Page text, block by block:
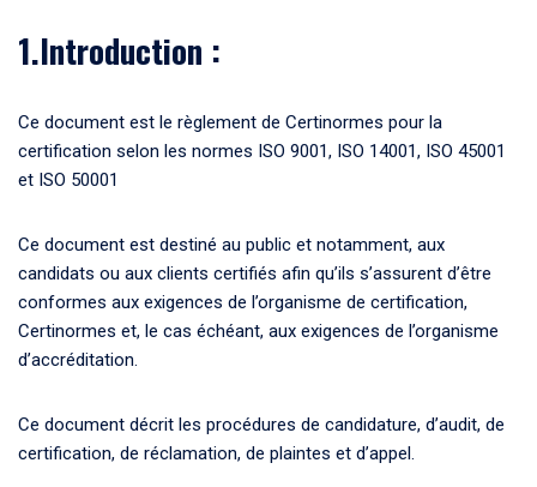
1.Introduction :
Ce document est le règlement de Certinormes pour la
certification selon les normes ISO 9001, ISO 14001, ISO 45001
et ISO 50001
Ce document est destiné au public et notamment, aux
candidats ou aux clients certifiés afin qu’ils s’assurent d’être
conformes aux exigences de l’organisme de certification,
Certinormes et, le cas échéant, aux exigences de l’organisme
d’accréditation.
Ce document décrit les procédures de candidature, d’audit, de
certification, de réclamation, de plaintes et d’appel.